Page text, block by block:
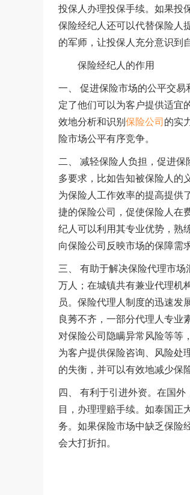
投保人办理投保手续。如果投
保险经纪人还可以代替保险人
的军师，让投保人充分意识到
保险经纪人的作用
一、 促进保险市场的公平交
定了他们可以为客户提供适宜
效地分析和识别 保险公司 的实
险市场公平有序竞争。
二、 减轻保险人负担，促进
多要求，比如告知被保险人的
为保险人工作效率的提高提供
捷的保险公司，促使保险人在
纪人可以利用其专业优势，熟
向保险公司反映市场的保障需
三、 有助于解决保险代理市场
万人；在城镇共有兼业代理机
员。保险代理人制度的迅速发
良莠不齐，一部分代理人专业
对保险公司隐瞒异常风险等等
为客户提供保险咨询、风险处
的失衡，并可以有效地减少保
四、 有利于引进外资。在国
目，办理理赔手续。如泰国正
务。如果保险市场中缺乏保险
会大打折扣。